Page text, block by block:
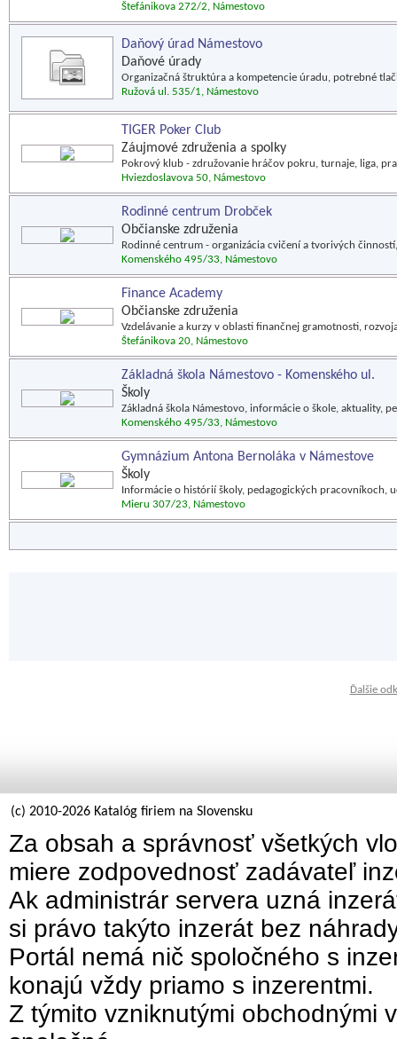
Štefánikova 272/2, Námestovo
Daňový úrad Námestovo
Daňové úrady
Organizačná štruktúra a kompetencie úradu, potrebné
Ružová ul. 535/1, Námestovo
TIGER Poker Club
Záujmové združenia a spolky
Pokrový klub - združovanie hráčov pokru, turnaje, liga,
Hviezdoslavova 50, Námestovo
Rodinné centrum Drobček
Občianske združenia
Rodinné centrum - organizácia cvičení a tvorivých
Komenského 495/33, Námestovo
Finance Academy
Občianske združenia
Vzdelávanie a kurzy v oblasti finančnej gramotnosti,
Štefánikova 20, Námestovo
Základná škola Námestovo - Komenského ul.
Školy
Základná škola Námestovo, informácie o škole, aktuality,
Komenského 495/33, Námestovo
Gymnázium Antona Bernoláka v Námestove
Školy
Informácie o histórií školy, pedagogických pracovníkoch,
Mieru 307/23, Námestovo
Ďalšie
(c) 2010-2026 Katalóg firiem na Slovensku
Za obsah a správnosť všetkých
miere zodpovednosť zadávateľ
Ak administrár servera uzná
si právo takýto inzerát bez
Portál nemá nič spoločného s
konajú vždy priamo s inzerentmi.
Z týmito vzniknutými obchodnými